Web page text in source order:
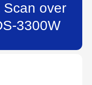
Scan over
3300W